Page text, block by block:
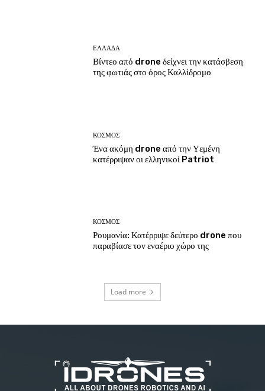
ΕΛΛΑΔΑ
Βίντεο από drone δείχνει την κατάσβεση
της φωτιάς στο όρος Καλλίδρομο
ΚΟΣΜΟΣ
Ένα ακόμη drone από την Υεμένη
κατέρριψαν οι ελληνικοί Patriot
ΚΟΣΜΟΣ
Ρουμανία: Κατέρριψε δεύτερο drone που
παραβίασε τον εναέριο χώρο της
Load more